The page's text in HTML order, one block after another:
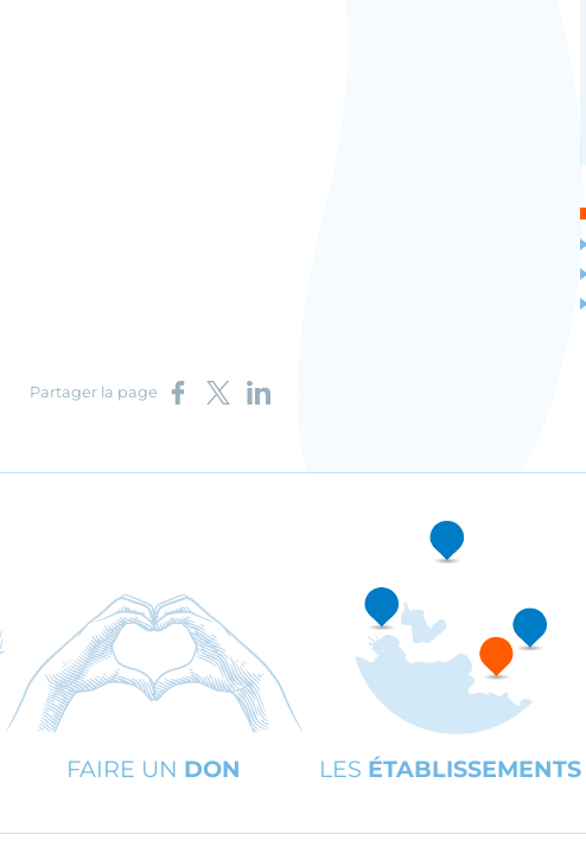
Partager la page Partager sur Facebook
Partager sur X
Partager sur LinkedIn
FAIRE UN DON LES ÉTABLISSEMENTS